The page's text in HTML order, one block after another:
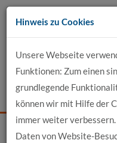
Zum
Inhalt
Events News
Hinweis zu Cookies
Unsere Webseite
Funktionen: Zum einen
grundlegende
können wir mit Hilfe der
immer weiter
Daten von Website-